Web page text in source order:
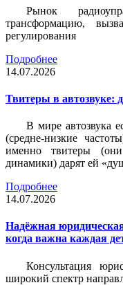
Рынок
трансформацию,
регулирования
Подробнее
14.07.2026
Твитеры в автозвуке:
В мире автозвука
(средне-низкие
именно твитеры
динамики) дарят ей
Подробнее
14.07.2026
Надёжная
когда важна каждая
Консультация
широкий спектр